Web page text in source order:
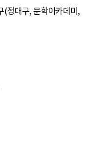
(정대구, 문학아카데미,